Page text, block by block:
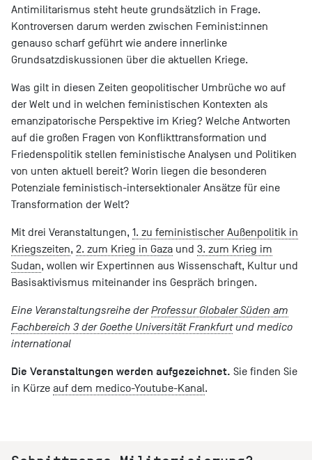
Antimilitarismus steht heute grundsätzlich in Frage.
Kontroversen darum werden zwischen Feminist:innen
genauso scharf geführt wie andere innerlinke
Grundsatzdiskussionen über die aktuellen Kriege.
Was gilt in diesen Zeiten geopolitischer Umbrüche wo auf
der Welt und in welchen feministischen Kontexten als
emanzipatorische Perspektive im Krieg? Welche Antworten
auf die großen Fragen von Konflikttransformation und
Friedenspolitik stellen feministische Analysen und Politiken
von unten aktuell bereit? Worin liegen die besonderen
Potenziale feministisch-intersektionaler Ansätze für eine
Transformation der Welt?
Mit drei Veranstaltungen, 1. zu feministischer Außenpolitik in
Kriegszeiten, 2. zum Krieg in Gaza und 3. zum Krieg im
Sudan, wollen wir Expertinnen aus Wissenschaft, Kultur und
Basisaktivismus miteinander ins Gespräch bringen.
Eine Veranstaltungsreihe derProfessur Globaler Süden am
Fachbereich 3 der Goethe Universität Frankfurtund medico
international
Die Veranstaltungen werden aufgezeichnet. Sie finden Sie
in Kürze auf dem medico-Youtube-Kanal.